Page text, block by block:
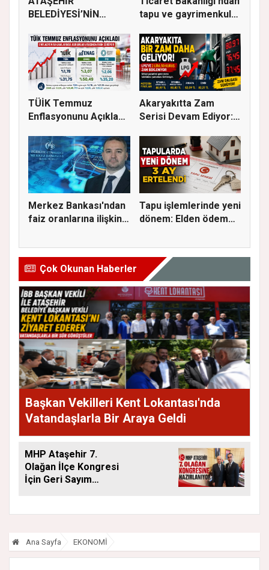
BELEDİYESİ’NİN
DEST...
tapu ve gayrimenkul
TÜİK Temmuz
Enflasyonunu Açıkladı:
Akaryakıtta Zam
Serisi Devam Ediyor:
Merkez Bankası'ndan
faiz oranlarına ilişkin
Tapu işlemlerinde yeni
dönem: Elden ödeme
Çok Okunan Haberler
Başkan Vekilleri Kent Lokantası'nda
Vatandaşlarla Bir Araya Geldi
MHP Ataşehir 7.
Olağan İlçe Kongresi
İçin Geri Sayım
Ana Sayfa EKONOMİ